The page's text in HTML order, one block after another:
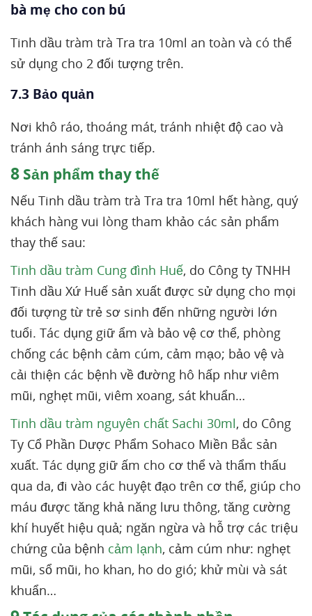
bà mẹ cho con bú
Tinh dầu tràm trà Tra tra 10ml an toàn và có thể
sử dụng cho 2 đối tượng trên.
7.3 Bảo quản
Nơi khô ráo, thoáng mát, tránh nhiệt độ cao và
tránh ánh sáng trực tiếp.
8 Sản phẩm thay thế
Nếu Tinh dầu tràm trà Tra tra 10ml hết hàng, quý
khách hàng vui lòng tham khảo các sản phẩm
thay thế sau:
Tinh dầu tràm Cung đình Huế, do Công ty TNHH
Tinh dầu Xứ Huế sản xuất được sử dụng cho mọi
đối tượng từ trẻ sơ sinh đến những người lớn
tuổi. Tác dụng giữ ẩm và bảo vệ cơ thể, phòng
chống các bệnh cảm cúm, cảm mạo; bảo vệ và
cải thiện các bệnh về đường hô hấp như viêm
mũi, nghẹt mũi, viêm xoang, sát khuẩn…
Tinh dầu tràm nguyên chất Sachi 30ml, do Công
Ty Cổ Phần Dược Phẩm Sohaco Miền Bắc sản
xuất. Tác dụng giữ ấm cho cơ thể và thẩm thấu
qua da, đi vào các huyệt đạo trên cơ thể, giúp cho
máu được tăng khả năng lưu thông, tăng cường
khí huyết hiệu quả; ngăn ngừa và hỗ trợ các triệu
chứng của bệnh cảm lạnh, cảm cúm như: nghẹt
mũi, sổ mũi, ho khan, ho do gió; khử mùi và sát
khuẩn…